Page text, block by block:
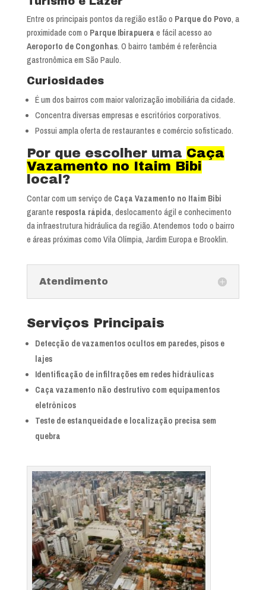
Entre os principais pontos da região estão o Parque do Povo, a
proximidade com o Parque Ibirapuera e fácil acesso ao
Aeroporto de Congonhas. O bairro também é referência
gastronômica em São Paulo.
Curiosidades
É um dos bairros com maior valorização imobiliária da cidade.
Concentra diversas empresas e escritórios corporativos.
Possui ampla oferta de restaurantes e comércio sofisticado.
Por que escolher uma Caça
Vazamento no Itaim Bibi
local?
Contar com um serviço de Caça Vazamento no Itaim Bibi
garante resposta rápida, deslocamento ágil e conhecimento
da infraestrutura hidráulica da região. Atendemos todo o bairro
e áreas próximas como Vila Olímpia, Jardim Europa e Brooklin.
Atendimento
Serviços Principais
Detecção de vazamentos ocultos em paredes, pisos e
lajes
Identificação de infiltrações em redes hidráulicas
Caça vazamento não destrutivo com equipamentos
eletrônicos
Teste de estanqueidade e localização precisa sem
quebra